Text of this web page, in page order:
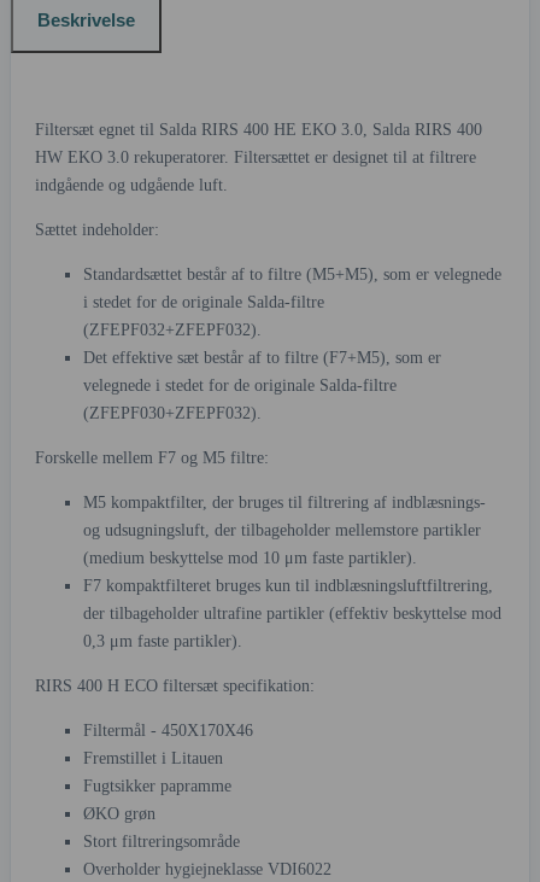
Beskrivelse
Filtersæt egnet til Salda RIRS 400 HE EKO 3.0, Salda RIRS 400
HW EKO 3.0 rekuperatorer. Filtersættet er designet til at filtrere
indgående og udgående luft.
Sættet indeholder:
Standardsættet består af to filtre (M5+M5), som er velegnede
i stedet for de originale Salda-filtre
(ZFEPF032+ZFEPF032).
Det effektive sæt består af to filtre (F7+M5), som er
velegnede i stedet for de originale Salda-filtre
(ZFEPF030+ZFEPF032).
Forskelle mellem F7 og M5 filtre:
M5 kompaktfilter, der bruges til filtrering af indblæsnings-
og udsugningsluft, der tilbageholder mellemstore partikler
(medium beskyttelse mod 10 μm faste partikler).
F7 kompaktfilteret bruges kun til indblæsningsluftfiltrering,
der tilbageholder ultrafine partikler (effektiv beskyttelse mod
0,3 μm faste partikler).
RIRS 400 H ECO filtersæt specifikation:
Filtermål - 450X170X46
Fremstillet i Litauen
Fugtsikker papramme
ØKO grøn
Stort filtreringsområde
Overholder hygiejneklasse VDI6022